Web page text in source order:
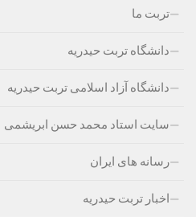
تربت ما
دانشگاه تربت حیدریه
دانشگاه آزاد اسلامی تربت حیدریه
سایت استاد محمد حسن ابریشمی
رسانه های ایران
اخبار تربت حیدریه